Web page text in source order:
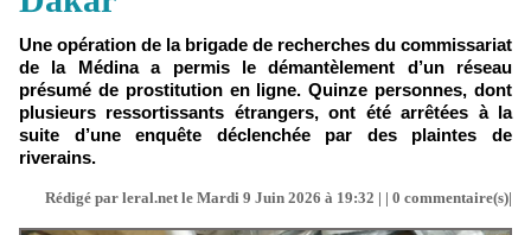
Une opération de la brigade de recherches du commissariat
de la Médina a permis le démantèlement d’un réseau
présumé de prostitution en ligne. Quinze personnes, dont
plusieurs ressortissants étrangers, ont été arrêtées à la
suite d’une enquête déclenchée par des plaintes de
riverains.
Rédigé par leral.net le Mardi 9 Juin 2026 à 19:32 | | 0 commentaire(s)|